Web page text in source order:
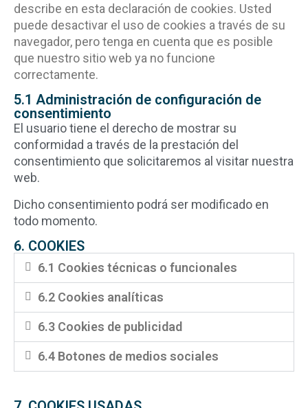
describe en esta declaración de cookies. Usted
puede desactivar el uso de cookies a través de su
navegador, pero tenga en cuenta que es posible
que nuestro sitio web ya no funcione
correctamente.
5.1 Administración de configuración de
consentimiento
El usuario tiene el derecho de mostrar su
conformidad a través de la prestación del
consentimiento que solicitaremos al visitar nuestra
web.
Dicho consentimiento podrá ser modificado en
todo momento.
6. COOKIES
6.1 Cookies técnicas o funcionales
6.2 Cookies analíticas
6.3 Cookies de publicidad
6.4 Botones de medios sociales